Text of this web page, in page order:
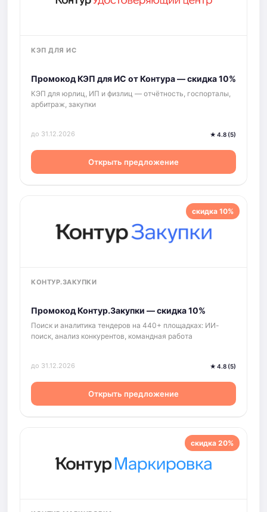
КЭП ДЛЯ ИС
Промокод КЭП для ИС от Контура — скидка 10%
КЭП для юрлиц, ИП и физлиц — отчётность, госпорталы,
арбитраж, закупки
до 31.12.2026 ★ 4.8 (5)
Открыть предложение
скидка 10%
КОНТУР.ЗАКУПКИ
Промокод Контур.Закупки — скидка 10%
Поиск и аналитика тендеров на 440+ площадках: ИИ-
поиск, анализ конкурентов, командная работа
до 31.12.2026 ★ 4.8 (5)
Открыть предложение
скидка 20%